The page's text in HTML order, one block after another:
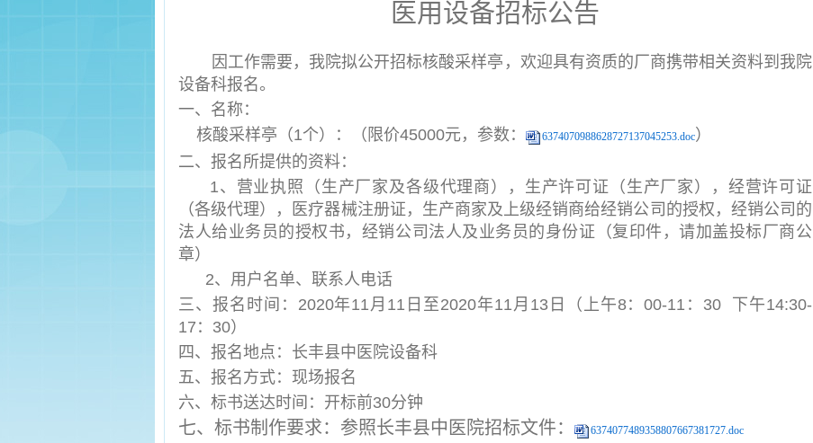
医用设备招标公告
因工作需要，我院拟公开招标核酸采样亭，欢迎具有资质的厂商携带相关资料到我院
设备科报名。
一、名称：
核酸采样亭（1个）：（限价45000元，参数：
6374070988628727137045253.doc）
二、报名所提供的资料：
1、营业执照（生产厂家及各级代理商），生产许可证（生产厂家），经营许可证
（各级代理），医疗器械注册证，生产商家及上级经销商给经销公司的授权，经销公司的
法人给业务员的授权书，经销公司法人及业务员的身份证（复印件，请加盖投标厂商公
章）
2、用户名单、联系人电话
三、报名时间：2020年11月11日至2020年11月13日（上午8：00-11：30 下午14:30-
17：30）
四、报名地点：长丰县中医院设备科
五、报名方式：现场报名
六、标书送达时间：开标前30分钟
七、标书制作要求：参照长丰县中医院招标文件： 6374077489358807667381727.doc